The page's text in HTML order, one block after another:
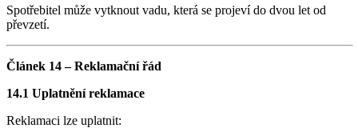
Spotřebitel může vytknout vadu, která se projeví do dvou let od
převzetí.
Článek 14 – Reklamační řád
14.1 Uplatnění reklamace
Reklamaci lze uplatnit: